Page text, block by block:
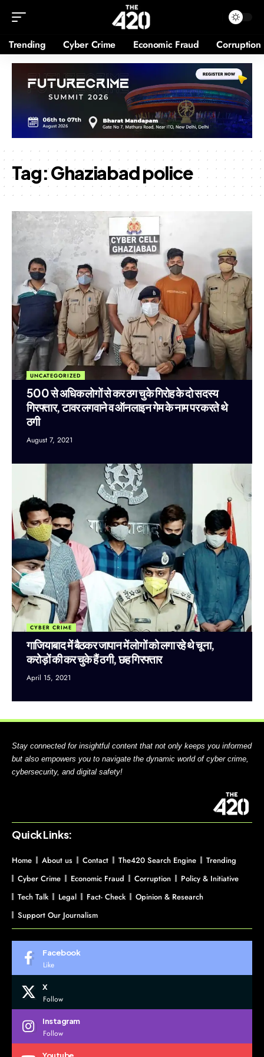
Trending Cyber Crime Economic Fraud Corruption
Tag:Ghaziabad police
UNCATEGORIZED
500 से अधिक लोगों से कर ठग चुके गिरोह के दो सदस्य
गिरफ्तार, टावर लगवाने व ऑनलाइन गेम के नाम पर करते थे
ठगी
August 7, 2021
CYBER CRIME
गाजियाबाद में बैठकर जापान में लोगों को लगा रहे थे चूना,
करोड़ों की कर चुके हैं ठगी, छह गिरफ्तार
April 15, 2021
Stay connected for insightful content that not only keeps you informed
but also empowers you to navigate the dynamic world of cyber crime,
cybersecurity, and digital safety!
Quick Links:
Home About us Contact The420 Search Engine
Trending
Cyber Crime
Economic Fraud Corruption
Policy & Initiative
Tech Talk
Legal Fact- Check
Opinion & Research
Support Our Journalism
Facebook
Like
X
Follow
Instagram
Follow